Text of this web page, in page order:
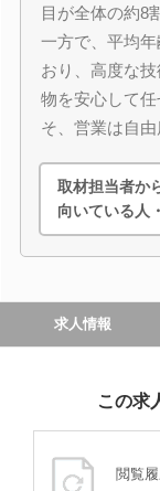
目が全体の約8
一方で、平均
おり、高度な
物を安心して
そ、営業は自由
取材担当者か
向いている人
求人情報
この求
閲覧